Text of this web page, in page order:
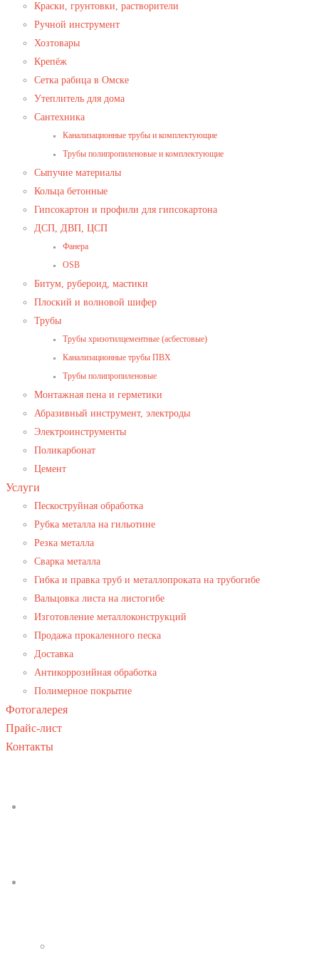
Краски, грунтовки, растворители
Ручной инструмент
Хозтовары
Крепёж
Сетка рабица в Омске
Утеплитель для дома
Сантехника
Канализационные трубы и комплектующие
Трубы полипропиленовые и комплектующие
Сыпучие материалы
Кольца бетонные
Гипсокартон и профили для гипсокартона
ДСП, ДВП, ЦСП
Фанера
OSB
Битум, рубероид, мастики
Плоский и волновой шифер
Трубы
Трубы хризотилцементные (асбестовые)
Канализационные трубы ПВХ
Трубы полипропиленовые
Монтажная пена и герметики
Абразивный инструмент, электроды
Электроинструменты
Поликарбонат
Цемент
Услуги
Пескоструйная обработка
Рубка металла на гильотине
Резка металла
Сварка металла
Гибка и правка труб и металлопроката на трубогибе
Вальцовка листа на листогибе
Изготовление металлоконструкций
Продажа прокаленного песка
Доставка
Антикоррозийная обработка
Полимерное покрытие
Фотогалерея
Прайс-лист
Контакты